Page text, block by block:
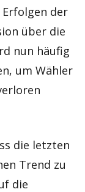
der
über die
nun häufig
um Wähler
die letzten
Trend zu
die